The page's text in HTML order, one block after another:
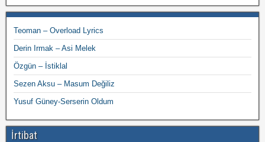
Teoman – Overload Lyrics
Derin Irmak – Asi Melek
Özgün – İstiklal
Sezen Aksu – Masum Değiliz
Yusuf Güney-Serserin Oldum
İrtibat